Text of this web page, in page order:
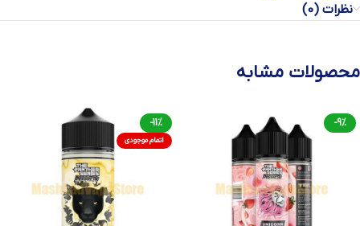
نظرات (0)
محصولات مشابه
-9%
-11%
اتمام موجودی